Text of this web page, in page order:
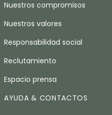
Nuestros compromisos
Nuestros valores
Responsabilidad social
Reclutamiento
Espacio prensa
AYUDA & CONTACTOS